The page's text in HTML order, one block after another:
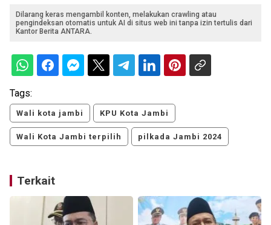
Dilarang keras mengambil konten, melakukan crawling atau
pengindeksan otomatis untuk AI di situs web ini tanpa izin tertulis dari
Kantor Berita ANTARA.
Tags:
Wali kota jambi KPU Kota Jambi
Wali Kota Jambi terpilih pilkada Jambi 2024
Terkait